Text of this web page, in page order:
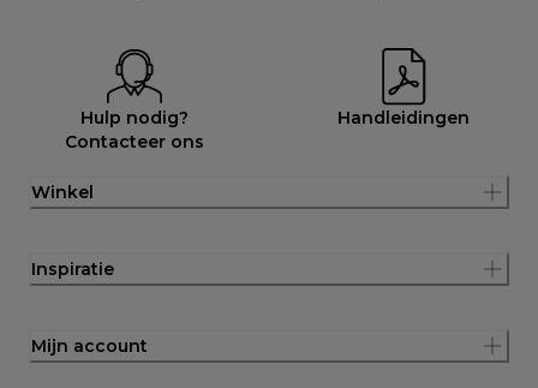
Hulp nodig?
Contacteer ons
Handleidingen
Winkel
Inspiratie
Mijn account